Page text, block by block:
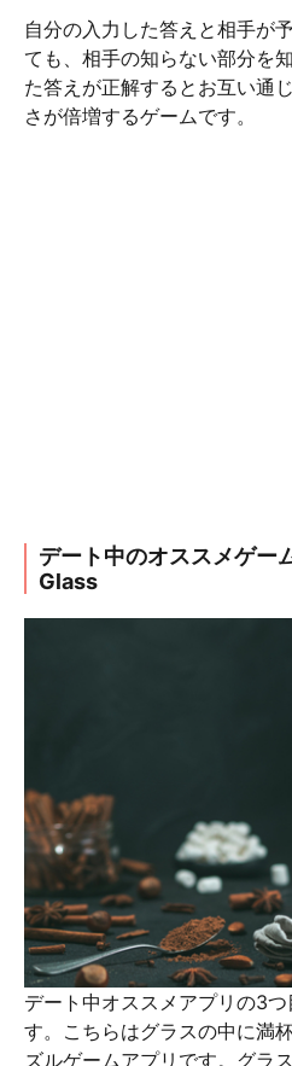
自分の入力した答えと相手が
ても、相手の知らない部分を
た答えが正解するとお互い通
さが倍増するゲームです。
デート中のオススメゲ
Glass
デート中オススメアプリの3
す。こちらはグラスの中に満
ズルゲームアプリです。グラ